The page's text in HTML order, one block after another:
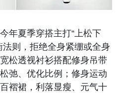
年夏季穿搭主打“上松下
法则，拒绝全身紧绷或全身
松透视衬衫搭配修身吊带
弛、优化比例；修身运动
褶裙，利落显瘦、元气十